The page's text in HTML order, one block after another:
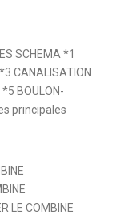
SCHEMA *1
CANALISATION
*5 BOULON-
principales
LE COMBINE